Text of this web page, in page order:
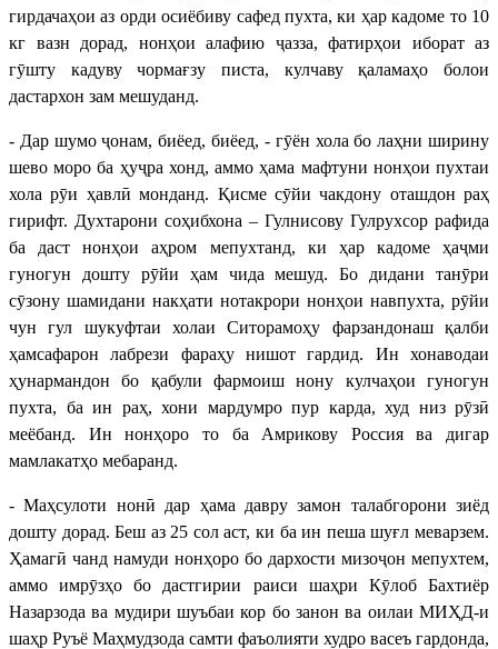
гирдачаҳои аз орди осиёбиву сафед пухта, ки ҳар кадоме то 10
кг вазн дорад, нонҳои алафию ҷазза, фатирҳои иборат аз
гӯшту кадуву чормағзу писта, кулчаву қаламаҳо болои
дастархон зам мешуданд.
- Дар шумо ҷонам, биёед, биёед, - гӯён хола бо лаҳни ширину
шево моро ба ҳуҷра хонд, аммо ҳама мафтуни нонҳои пухтаи
хола рӯи ҳавлӣ монданд. Қисме сӯйи чакдону оташдон раҳ
гирифт. Духтарони соҳибхона – Гулнисову Гулрухсор рафида
ба даст нонҳои аҳром мепухтанд, ки ҳар кадоме ҳаҷми
гуногун дошту рӯйи ҳам чида мешуд. Бо дидани танӯри
сӯзону шамидани накҳати нотакрори нонҳои навпухта, рӯйи
чун гул шукуфтаи холаи Ситорамоҳу фарзандонаш қалби
ҳамсафарон лабрези фараҳу нишот гардид. Ин хонаводаи
ҳунармандон бо қабули фармоиш нону кулчаҳои гуногун
пухта, ба ин раҳ, хони мардумро пур карда, худ низ рӯзӣ
меёбанд. Ин нонҳоро то ба Амрикову Россия ва дигар
мамлакатҳо мебаранд.
- Маҳсулоти нонӣ дар ҳама давру замон талабгорони зиёд
дошту дорад. Беш аз 25 сол аст, ки ба ин пеша шуғл меварзем.
Ҳамагӣ чанд намуди нонҳоро бо дархости мизоҷон мепухтем,
аммо имрӯзҳо бо дастгирии раиси шаҳри Кӯлоб Бахтиёр
Назарзода ва мудири шуъбаи кор бо занон ва оилаи МИҲД-и
шаҳр Руъё Маҳмудзода самти фаъолияти худро васеъ гардонда,